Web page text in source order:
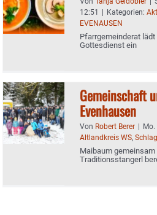
12:51 | Kategorien:
EVENAUSEN
Pfarrgemeinderat
Gottesdienst ein
Gemeinschaft
Evenhausen
Von Robert Berer | Mo.
Altlandkreis WS,
Maibaum
Traditionsstangerl